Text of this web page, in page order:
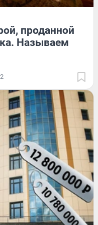
проданной
Называем